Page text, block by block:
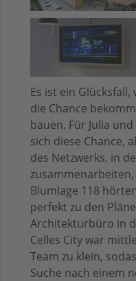
Es ist ein
die Chance
bauen. Für Julia
sich diese Chance,
des Netzwerks, in
Blumlage 118
perfekt zu den
Architekturbüro in
Celles City war
Team zu klein,
Suche nach einem